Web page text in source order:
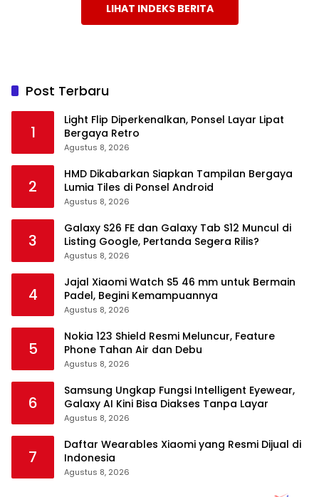
LIHAT INDEKS BERITA
Post Terbaru
1
Light Flip Diperkenalkan, Ponsel Layar Lipat
Bergaya Retro
Agustus 8, 2026
2
HMD Dikabarkan Siapkan Tampilan Bergaya
Lumia Tiles di Ponsel Android
Agustus 8, 2026
3
Galaxy S26 FE dan Galaxy Tab S12 Muncul di
Listing Google, Pertanda Segera Rilis?
Agustus 8, 2026
4
Jajal Xiaomi Watch S5 46 mm untuk Bermain
Padel, Begini Kemampuannya
Agustus 8, 2026
5
Nokia 123 Shield Resmi Meluncur, Feature
Phone Tahan Air dan Debu
Agustus 8, 2026
6
Samsung Ungkap Fungsi Intelligent Eyewear,
Galaxy AI Kini Bisa Diakses Tanpa Layar
Agustus 8, 2026
7
Daftar Wearables Xiaomi yang Resmi Dijual di
Indonesia
Agustus 8, 2026